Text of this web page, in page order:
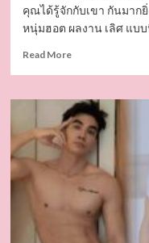
คุณได้รู้จักกับเขา กันมาก
หนุ่มฮอต ผลงาน เลิศ แบ
Read MoreRead
มาร์ค
mz
mkz
ที่
ชอบ
หน้า